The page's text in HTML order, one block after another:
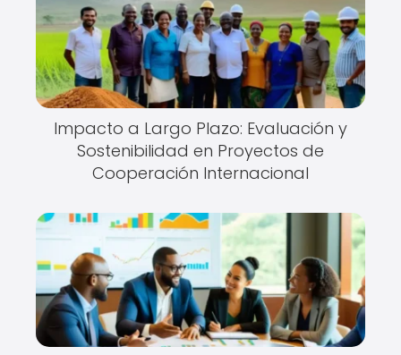
Impacto a Largo Plazo: Evaluación y
Sostenibilidad en Proyectos de
Cooperación Internacional